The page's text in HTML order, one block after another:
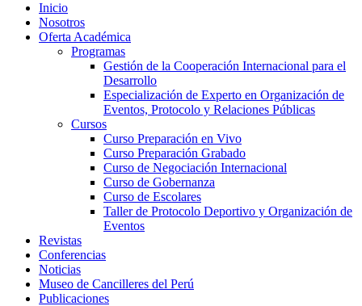
Inicio
Nosotros
Oferta Académica
Programas
Gestión de la Cooperación Internacional para el
Desarrollo
Especialización de Experto en Organización de
Eventos, Protocolo y Relaciones Públicas
Cursos
Curso Preparación en Vivo
Curso Preparación Grabado
Curso de Negociación Internacional
Curso de Gobernanza
Curso de Escolares
Taller de Protocolo Deportivo y Organización de
Eventos
Revistas
Conferencias
Noticias
Museo de Cancilleres del Perú
Publicaciones